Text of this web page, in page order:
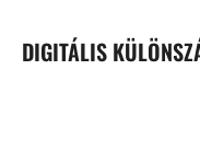
DIGITÁLIS